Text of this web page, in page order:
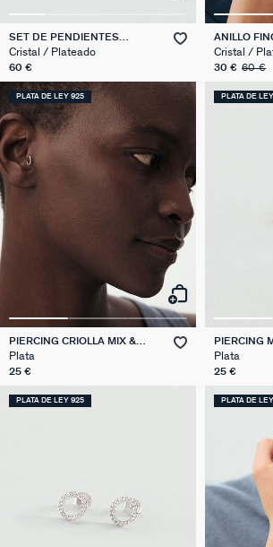
SET DE PENDIENTES
BELOVED MIX & MATCH
Cristal / Plateado
60 €
ANILLO
Cristal /
30 € 60 €
PLATA DE LEY 925
PIERCING CRIOLLA MIX &
MATCH
Plata
25 €
PLATA DE
PIERCING
MATCH
Plata
25 €
PLATA DE LEY 925 PLATA DE